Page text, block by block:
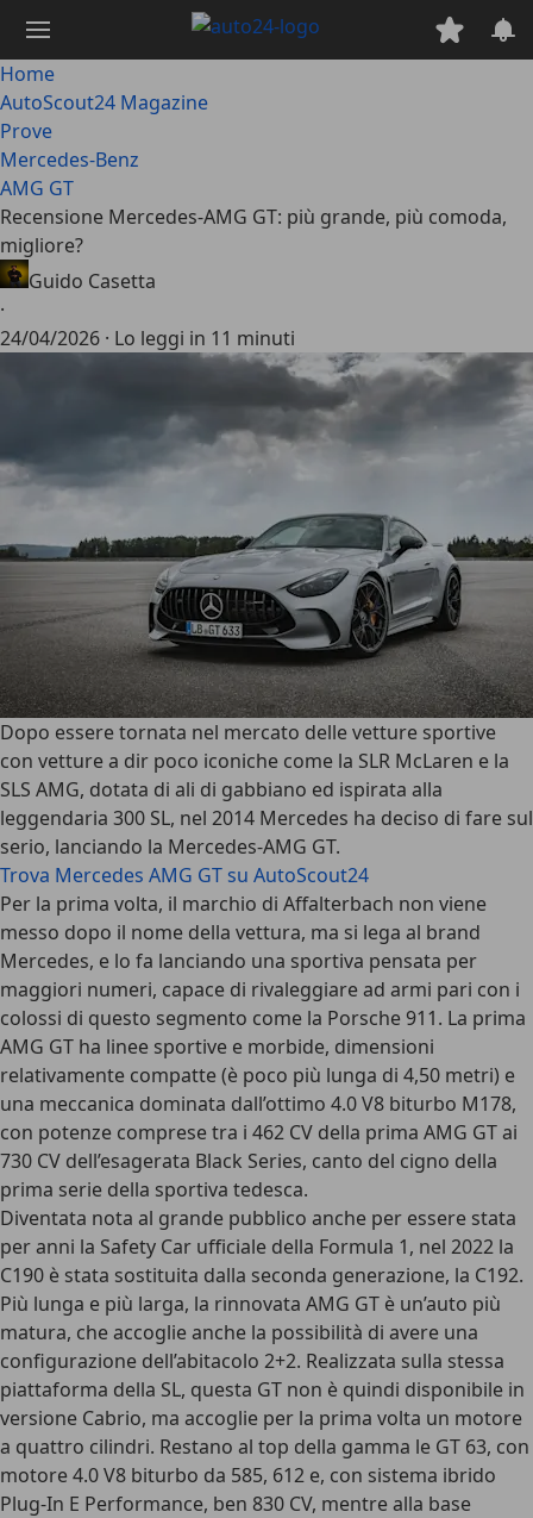
contenuto
principale
Home
AutoScout24 Magazine
Prove
Mercedes-Benz
AMG GT
Recensione Mercedes-AMG GT: più grande, più comoda,
migliore?
Guido Casetta
·
24/04/2026 · Lo leggi in 11 minuti
Dopo essere tornata nel mercato delle vetture sportive
con vetture a dir poco iconiche come la SLR McLaren e la
SLS AMG, dotata di ali di gabbiano ed ispirata alla
leggendaria 300 SL, nel 2014 Mercedes ha deciso di fare sul
serio, lanciando la Mercedes-AMG GT.
Trova Mercedes AMG GT su AutoScout24
Per la prima volta, il marchio di Affalterbach non viene
messo dopo il nome della vettura, ma si lega al brand
Mercedes, e lo fa lanciando una sportiva pensata per
maggiori numeri, capace di rivaleggiare ad armi pari con i
colossi di questo segmento come la Porsche 911. La prima
AMG GT ha linee sportive e morbide, dimensioni
relativamente compatte (è poco più lunga di 4,50 metri) e
una meccanica dominata dall’ottimo 4.0 V8 biturbo M178,
con potenze comprese tra i 462 CV della prima AMG GT ai
730 CV dell’esagerata Black Series, canto del cigno della
prima serie della sportiva tedesca.
Diventata nota al grande pubblico anche per essere stata
per anni la Safety Car ufficiale della Formula 1, nel 2022 la
C190 è stata sostituita dalla seconda generazione, la C192.
Più lunga e più larga, la rinnovata AMG GT è un’auto più
matura, che accoglie anche la possibilità di avere una
configurazione dell’abitacolo 2+2. Realizzata sulla stessa
piattaforma della SL, questa GT non è quindi disponibile in
versione Cabrio, ma accoglie per la prima volta un motore
a quattro cilindri. Restano al top della gamma le GT 63, con
motore 4.0 V8 biturbo da 585, 612 e, con sistema ibrido
Plug-In E Performance, ben 830 CV, mentre alla base